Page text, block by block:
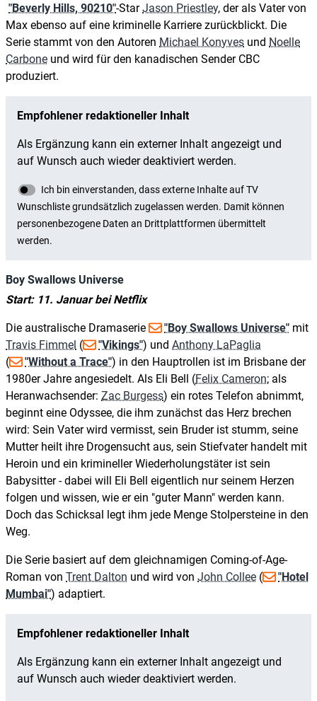
"Beverly Hills, 90210"-StarJason Priestley, der als Vater von
Max ebenso auf eine kriminelle Karriere zurückblickt. Die
Serie stammt von den Autoren Michael Konyves und Noelle
Carbone und wird für den kanadischen Sender CBC
produziert.
Boy Swallows Universe
Start: 11. Januar bei Netflix
Die australische Dramaserie "Boy Swallows Universe" mit
Travis Fimmel ( "Vikings") und Anthony LaPaglia
(
"Without a Trace") in den Hauptrollen ist im Brisbane der
1980er Jahre angesiedelt. Als Eli Bell (Felix Cameron; als
Heranwachsender: Zac Burgess) ein rotes Telefon abnimmt,
beginnt eine Odyssee, die ihm zunächst das Herz brechen
wird: Sein Vater wird vermisst, sein Bruder ist stumm, seine
Mutter heilt ihre Drogensucht aus, sein Stiefvater handelt mit
Heroin und ein krimineller Wiederholungstäter ist sein
Babysitter - dabei will Eli Bell eigentlich nur seinem Herzen
folgen und wissen, wie er ein "guter Mann" werden kann.
Doch das Schicksal legt ihm jede Menge Stolpersteine in den
Weg.
Die Serie basiert auf dem gleichnamigen Coming-of-Age-
Roman von Trent Dalton und wird von John Collee (
"Hotel
Mumbai") adaptiert.